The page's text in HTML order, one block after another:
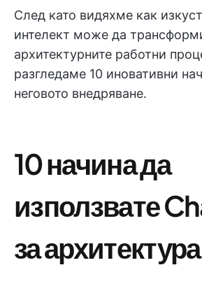
След като видяхме как
интелект може да
архитектурните работни
разгледаме 10 иновативни
неговото внедряване.
10 начина да
използвате
за архитектура